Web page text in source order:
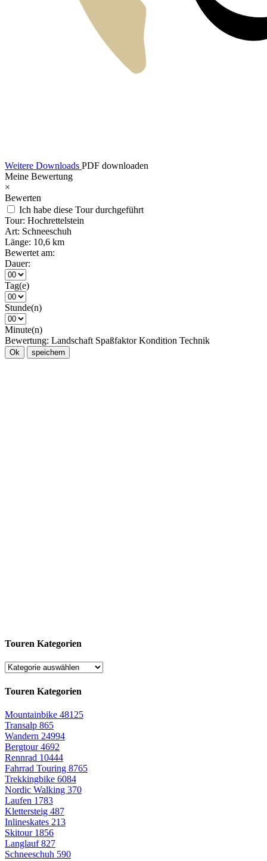
Weitere Downloads PDF downloaden
Meine Bewertung
×
Bewerten
Ich habe diese Tour durchgeführt
Tour: Hochrettelstein
Art: Schneeschuh
Länge: 10,6 km
Bewertet am:
Dauer:
Tag(e)
Stunde(n)
Minute(n)
Bewertung: Landschaft Spaßfaktor Kondition Technik
Ok speichern
Touren Kategorien
Touren Kategorien
Mountainbike 48125
Transalp 865
Wandern 24994
Bergtour4692
Rennrad 10444
Fahrrad Touring 8765
Trekkingbike 6084
Nordic Walking 370
Laufen 1783
Klettersteig 487
Inlineskates 213
Skitour 1856
Langlauf827
Schneeschuh 590